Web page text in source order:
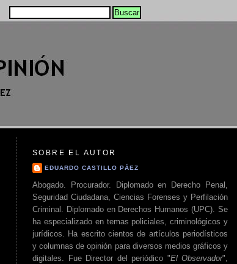
SOBRE EL AUTOR
EDUARDO CASTILLO PÁEZ
Abogado. Procurador. Diplomado en Derecho Penal,
Seguridad Ciudadana, Ciencias Forenses y Perfilación
Criminal. Diplomado en Derechos Humanos (UPC). Se
ha especializado en temas policiales, criminológicos y
jurídicos. Ha escrito cientos de artículos periodísticos
y columnas de opinión para diversos medios gráficos y
digitales. Fue Director del periódico "El Observador",